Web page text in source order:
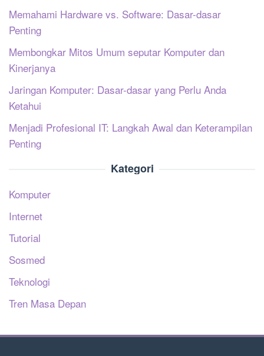
Memahami Hardware vs. Software: Dasar-dasar
Penting
Membongkar Mitos Umum seputar Komputer dan
Kinerjanya
Jaringan Komputer: Dasar-dasar yang Perlu Anda
Ketahui
Menjadi Profesional IT: Langkah Awal dan Keterampilan
Penting
Kategori
Komputer
Internet
Tutorial
Sosmed
Teknologi
Tren Masa Depan